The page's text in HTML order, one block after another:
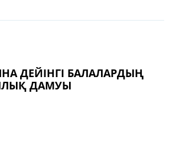
ДЕЙІНГІ БАЛАЛАРДЫҢ
ДАМУЫ